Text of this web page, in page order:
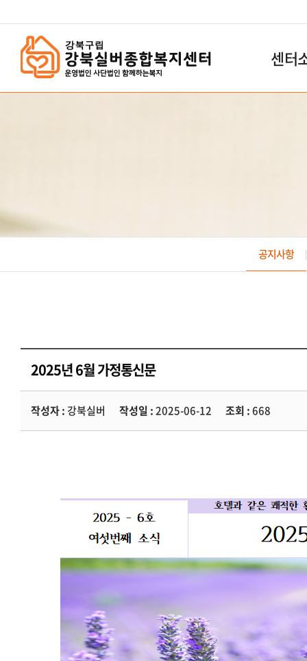
센터
공지사항
2025년 6월 가정통신문
작성자 : 강북실버 작성일 :2025-06-12 조회 :668